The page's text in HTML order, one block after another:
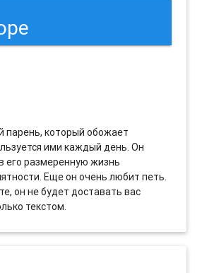
парень, который обожает
ими каждый день. Он
его размеренную жизнь
Еще он очень любит петь.
он не будет доставать вас
текстом.